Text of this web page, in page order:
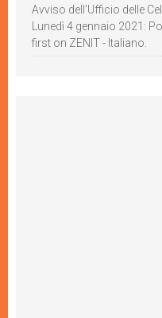
Avviso dell’Ufficio delle
Lunedì 4 gennaio 2021:
first on ZENIT - Italiano.